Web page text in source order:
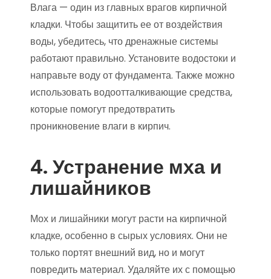
Влага — один из главных врагов кирпичной
кладки. Чтобы защитить ее от воздействия
воды, убедитесь, что дренажные системы
работают правильно. Установите водостоки и
направьте воду от фундамента. Также можно
использовать водоотталкивающие средства,
которые помогут предотвратить
проникновение влаги в кирпич.
4. Устранение мха и
лишайников
Мох и лишайники могут расти на кирпичной
кладке, особенно в сырых условиях. Они не
только портят внешний вид, но и могут
повредить материал. Удаляйте их с помощью